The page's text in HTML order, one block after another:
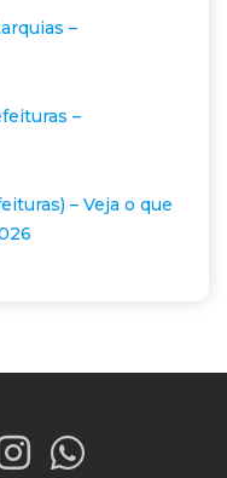
–
–
– Veja o que